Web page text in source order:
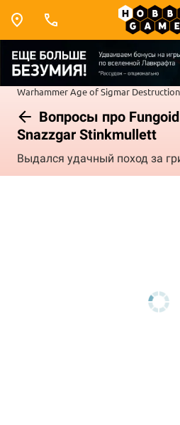
WarhammerAge of Sigmar Destruction
Вопросы про
Snazzgar Stinkmullett
Выдался удачный поход за